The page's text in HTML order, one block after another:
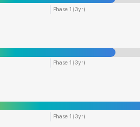
Phase 1 (3yr)
Phase 1 (3yr)
Phase 1 (3yr)